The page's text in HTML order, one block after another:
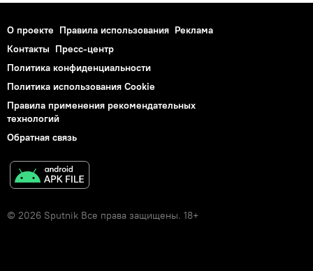
О проекте Правила использования Реклама
Контакты Пресс-центр
Политика конфиденциальности
Политика использования Cookie
Правила применения рекомендательных
технологий
Обратная связь
© 2026 Sputnik Все права защищены. 18+